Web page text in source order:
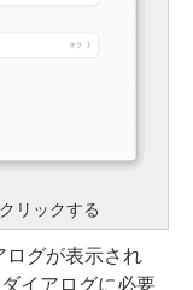
リックする
グが表示され
イアログに必要